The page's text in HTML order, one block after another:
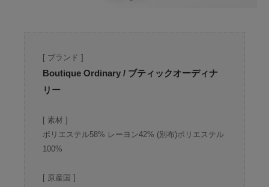
[ ブランド ]
Boutique Ordinary / ブティックオーディナ
リー
[ 素材 ]
ポリエステル58% レーヨン42% (別布)ポリエステル
100%
[ 原産国 ]